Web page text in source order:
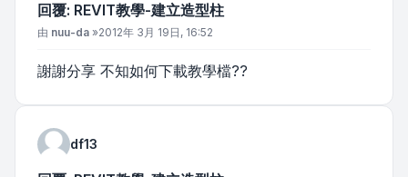
回覆: REVIT教學-建立造型柱
文章
由 nuu-da »2012年 3月 19日, 16:52
謝謝分享 不知如何下載教學檔??
df13